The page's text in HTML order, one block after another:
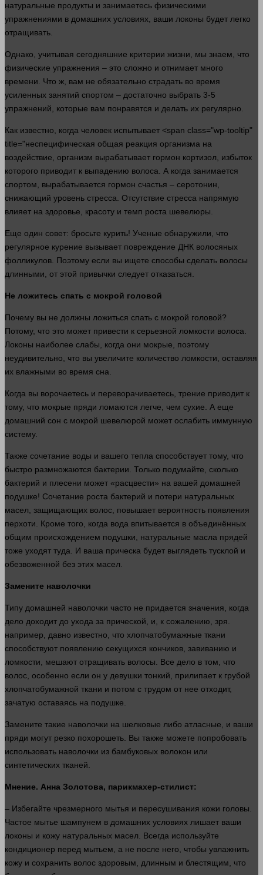
натуральные продукты и занимаетесь физическими
упражнениями в домашних условиях, ваши локоны будет легко
отращивать.
Однако, учитывая сегодняшние критерии жизни , мы знаем, что
физические упражнения – это сложно и отнимает много
времени . Что ж, вам не обязательно страдать во время
усиленных занятий спортом – достаточно выбрать 3-5
упражнений, которые вам понравятся и делать их регулярно.
Как известно, когда человек испытывает <span class="wp-tooltip"
title="неспецифическая общая реакция организма на
воздействие, организм вырабатывает гормон кортизол, избыток
которого приводит к выпадению волоса. А когда занимается
спортом, вырабатывается гормон счастья – серотонин,
снижающий уровень стресса. Отсутствие стресса напрямую
влияет на здоровье, красоту и темп роста шевелюры.
Еще один совет: бросьте курить! Ученые обнаружили, что
регулярное курение вызывает повреждение ДНК волосяных
фолликулов. Поэтому если вы ищете способы сделать волосы
длинными, от этой привычки следует отказаться.
Не ложитесь спать с мокрой головой
Почему вы не должны ложиться спать с мокрой головой?
Потому, что это может привести к серьезной ломкости волоса.
Локоны наиболее слабы, когда они мокрые, поэтому
неудивительно, что вы увеличите количество ломкости, оставляя
их влажными во время сна.
Когда вы ворочаетесь и переворачиваетесь, трение приводит к
тому, что мокрые пряди ломаются легче, чем сухие. А еще
домашний сон с мокрой шевелюрой может ослабить иммунную
систему.
Также сочетание воды и вашего тепла способствует тому, что
быстро размножаются бактерии. Только подумайте, сколько
бактерий и плесени может «расцвести» на вашей домашней
подушке! Сочетание роста бактерий и потери натуральных
масел, защищающих волос, повышает вероятность появления
перхоти. Кроме того, когда вода впитывается в объединённых
общим происхождением подушки, натуральные масла прядей
тоже уходят туда. И ваша прическа будет выглядеть тусклой и
обезвоженной без этих масел.
Замените наволочки
Типу домашней наволочки часто не придается значения , когда
дело доходит до ухода за прической, и, к сожалению, зря.
например
давно известно, что хлопчатобумажные ткани
способствуют появлению секущихся кончиков, завиванию и
ломкости, мешают отращивать волосы . Все дело в том, что
волос, особенно если он у девушки тонкий, прилипает к грубой
хлопчатобумажной ткани и потом с трудом от нее отходит,
зачатую оставаясь на подушке.
Замените такие наволочки на шелковые либо атласные, и ваши
пряди могут резко похорошеть. Вы также можете попробовать
использовать наволочки из бамбуковых волокон или
синтетических тканей
Мнение. Анна Золотова, парикмахер-стилист:
– Избегайте чрезмерного мытья и пересушивания кожи головы.
Частое мытье шампунем в домашних условиях лишает ваши
локоны и кожу натуральных масел. Всегда используйте
кондиционер перед мытьем, а не после него, чтобы увлажнить
кожу и сохранить волос здоровым, длинным и блестящим, что